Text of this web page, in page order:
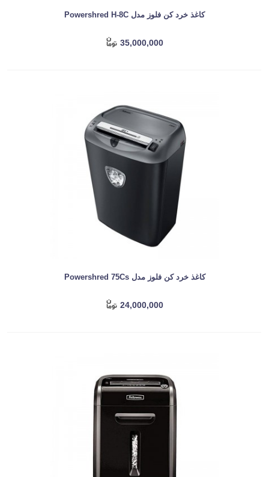
کاغذ خرد کن فلوز مدل Powershred H-8C
35,000,000
کاغذ خرد کن فلوز مدل Powershred 75Cs
24,000,000